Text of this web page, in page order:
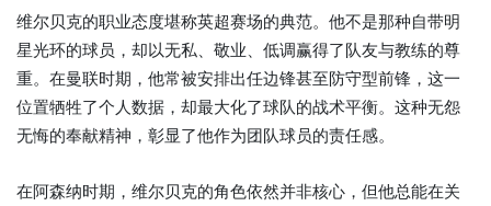
维尔贝克的职业态度堪称英超赛场的典范。他不是那种自带明
星光环的球员，却以无私、敬业、低调赢得了队友与教练的尊
重。在曼联时期，他常被安排出任边锋甚至防守型前锋，这一
位置牺牲了个人数据，却最大化了球队的战术平衡。这种无怨
无悔的奉献精神，彰显了他作为团队球员的责任感。
在阿森纳时期，维尔贝克的角色依然并非核心，但他总能在关